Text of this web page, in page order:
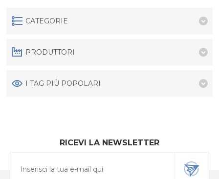
CATEGORIE
PRODUTTORI
I TAG PIÙ POPOLARI
RICEVI LA NEWSLETTER